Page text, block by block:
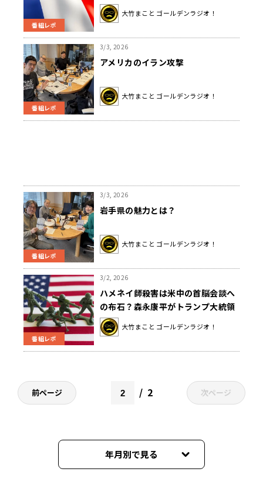
番組レポ
覆い始めた」
大竹まこと ゴールデンラジオ！
番組レポ
3/3, 2026
アメリカのイラン攻撃
大竹まこと ゴールデンラジオ！
番組レポ
3/3, 2026
岩手県の魅力とは？
大竹まこと ゴールデンラジオ！
番組レポ
3/2, 2026
ハメネイ師殺害は米中の首脳会談へ
の布石？森永康平がトランプ大統領
のねらいを考察
大竹まこと ゴールデンラジオ！
前ページ 2 次ページ
年月別で見る